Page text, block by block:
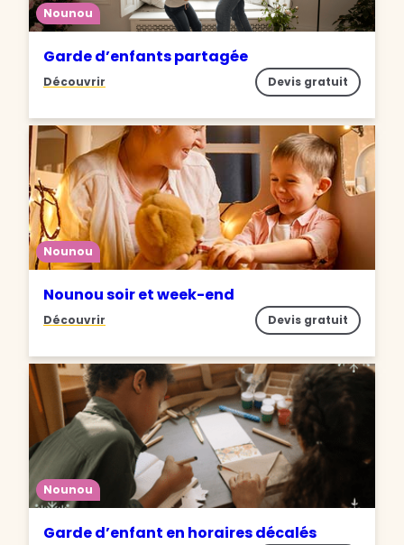
Nounou
Garde d’enfants partagée
Découvrir Devis gratuit
Nounou
Nounou soir et week-end
Découvrir Devis gratuit
Nounou
Garde d’enfant en horaires décalés